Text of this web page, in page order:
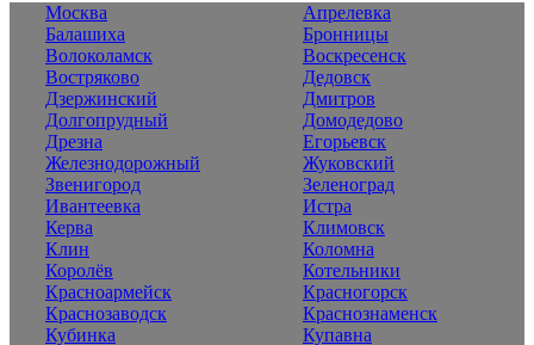
Москва
Апрелевка
Балашиха
Бронницы
Волоколамск
Воскресенск
Востряково
Дедовск
Дзержинский
Дмитров
Долгопрудный
Домодедово
Дрезна
Егорьевск
Железнодорожный
Жуковский
Звенигород
Зеленоград
Ивантеевка
Истра
Керва
Климовск
Клин
Коломна
Королёв
Котельники
Красноармейск
Красногорск
Краснозаводск
Краснознаменск
Кубинка
Купавна